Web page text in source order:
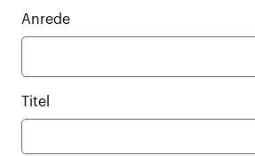
Anrede
Titel